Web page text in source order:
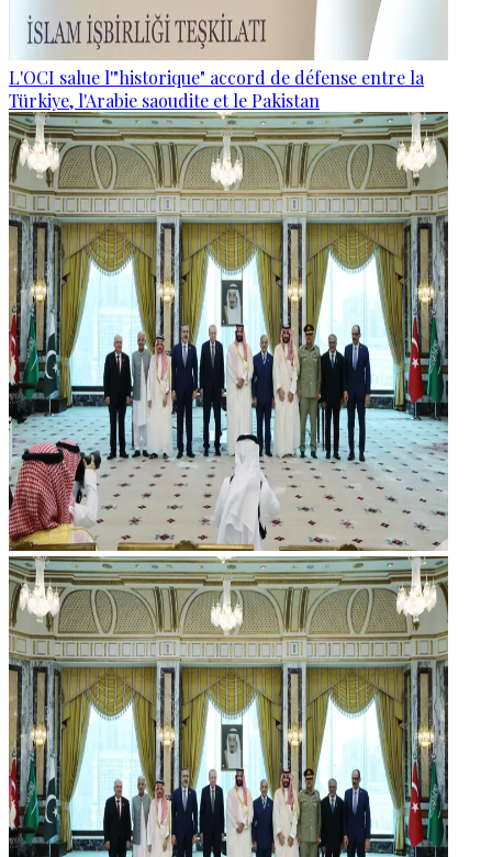
L'OCI salue l'"historique" accord de défense entre la
Türkiye, l'Arabie saoudite et le Pakistan